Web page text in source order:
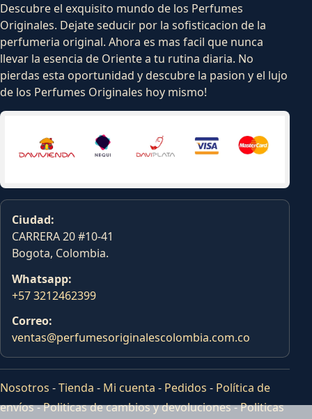
Descubre el exquisito mundo de los Perfumes
Originales. Dejate seducir por la sofisticacion de la
perfumeria original. Ahora es mas facil que nunca
llevar la esencia de Oriente a tu rutina diaria. No
pierdas esta oportunidad y descubre la pasion y el lujo
de los Perfumes Originales hoy mismo!
Ciudad:
CARRERA 20 #10-41
Bogota, Colombia.
Whatsapp:
+57 3212462399
Correo:
ventas@perfumesoriginalescolombia.com.co
Nosotros -Tienda - Mi cuenta - Pedidos - Política de
envíos-Politicas de cambios y devoluciones-Politicas